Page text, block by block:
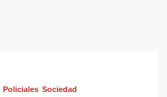
Policiales Sociedad